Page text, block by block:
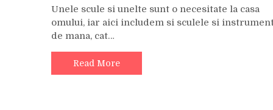
Unele scule si unelte sunt o necesitate la casa
omului, iar aici includem si sculele si
de mana, cat…
Read More